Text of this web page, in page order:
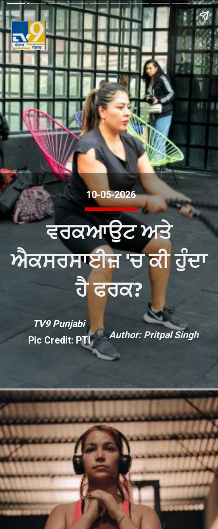
TV9 Punjabi
ਵਰਕਆਉਟ ਅਤੇ
ਐਕਸਰਸਾਈਜ਼ 'ਚ ਕੀ ਹੁੰਦਾ
ਹੈ ਫਰਕ?
Author: Pritpal Singh
10-05-2026
Pic Credit: PTI